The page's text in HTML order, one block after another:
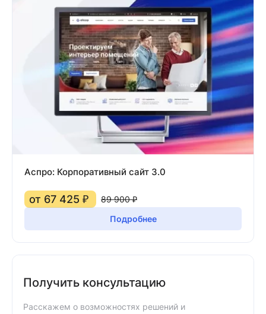
Аспро: Корпоративный сайт 3.0
от 67 425 ₽
89 900 ₽
Подробнее
Получить консультацию
Расскажем о возможностях решений и